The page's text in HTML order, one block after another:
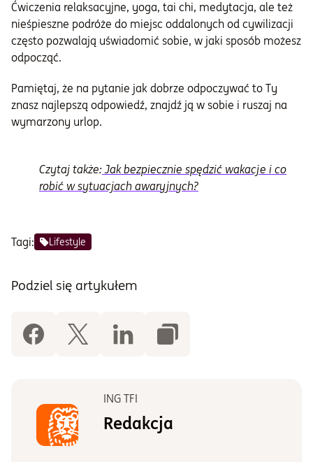
Ćwiczenia relaksacyjne, yoga, tai chi, medytacja, ale też
nieśpieszne podróże do miejsc oddalonych od cywilizacji
często pozwalają uświadomić sobie, w jaki sposób możesz
odpocząć.
Pamiętaj, że na pytanie jak dobrze odpoczywać to Ty
znasz najlepszą odpowiedź, znajdź ją w sobie i ruszaj na
wymarzony urlop.
Czytaj także: Jak bezpiecznie spędzić wakacje i co
robić w sytuacjach awaryjnych?
Tagi: Lifestyle
Podziel się artykułem
ING TFI
Redakcja